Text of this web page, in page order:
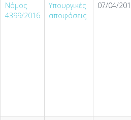
Νόμος
4399/2016
Υπουργικές
αποφάσεις
07/04/